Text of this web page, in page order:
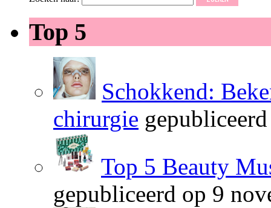
Top 5
Schokkend:
chirurgie
Top 5 Beauty
gepubliceerd op 9